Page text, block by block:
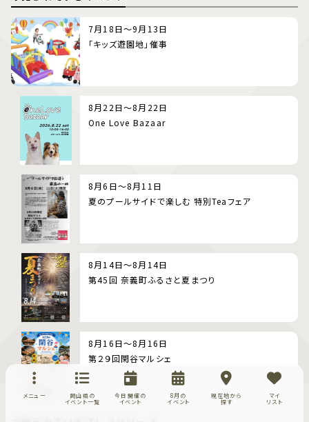
7月18日～9月13日
「キッズ遊園地」催事
8月22日～8月22日
One Love Bazaar
8月6日～8月11日
夏のプールサイドで楽しむ 特別Teaフェア
8月14日～8月14日
第45回 奈義町ふるさと夏まつり
8月16日～8月16日
第２９回閑谷マルシェ
メニュー
岡山県の
イベント一覧
今日開催の
イベント
8月の
イベント
現在地から
探す
マイ
リスト